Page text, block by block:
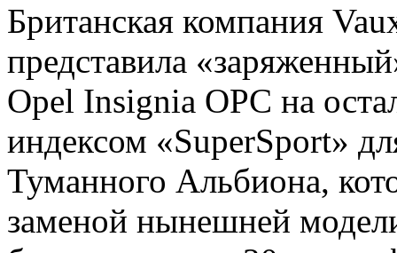
Британская компания
представила
Opel Insignia OPC на
индексом «SuperSport»
Туманного Альбиона,
заменой нынешней